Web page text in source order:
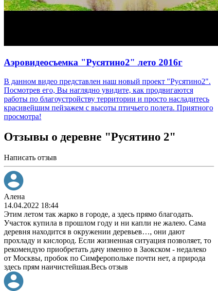
Аэровидеосъемка "Русятино2" лето 2016г
В данном видео представлен наш новый проект "Русятино2".
Посмотрев его, Вы наглядно увидите, как продвигаются
работы по благоустройству территории и просто насладитесь
красивейшим пейзажем с высоты птичьего полета. Приятного
просмотра!
Отзывы о деревне "Русятино 2"
Написать отзыв
Алена
14.04.2022 18:44
Этим летом так жарко в городе, а здесь прямо благодать.
Участок купила в прошлом году и ни капли не жалею. Сама
деревня находится в окружении деревьев…, они дают
прохладу и кислород. Если жизненная ситуация позволяет, то
рекомендую приобретать дачу именно в Заокском - недалеко
от Москвы, пробок по Симферопольке почти нет, а природа
здесь прям наичистейшая.Весь отзыв